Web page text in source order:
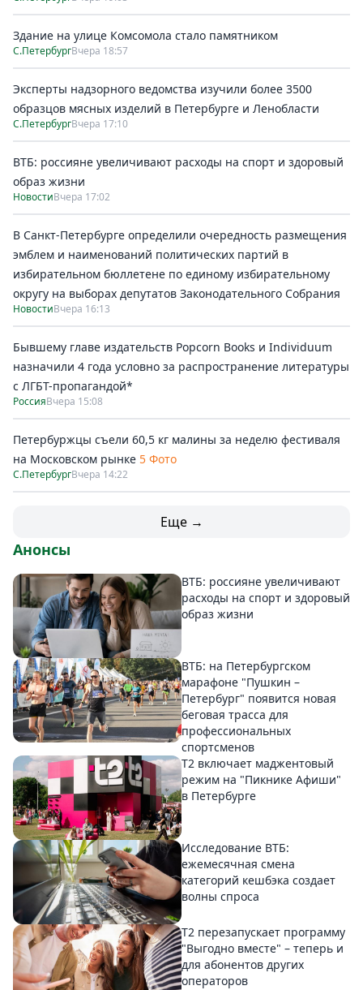
Здание на улице Комсомола стало памятником
С.ПетербургВчера 18:57
Эксперты надзорного ведомства изучили более 3500
образцов мясных изделий в Петербурге и Ленобласти
С.ПетербургВчера 17:10
ВТБ: россияне увеличивают расходы на спорт и здоровый
образ жизни
НовостиВчера 17:02
В Санкт-Петербурге определили очередность размещения
эмблем и наименований политических партий в
избирательном бюллетене по единому избирательному
округу на выборах депутатов Законодательного Собрания
НовостиВчера 16:13
Бывшему главе издательств Popcorn Books и Individuum
назначили 4 года условно за распространение литературы
с ЛГБТ-пропагандой*
РоссияВчера 15:08
Петербуржцы съели 60,5 кг малины за неделю фестиваля
на Московском рынке 5 Фото
С.ПетербургВчера 14:22
Еще →
Анонсы
ВТБ: россияне увеличивают
расходы на спорт и здоровый
образ жизни
ВТБ: на Петербургском
марафоне "Пушкин –
Петербург" появится новая
беговая трасса для
профессиональных
спортсменов
Т2 включает маджентовый
режим на "Пикнике Афиши"
в Петербурге
Исследование ВТБ:
ежемесячная смена
категорий кешбэка создает
волны спроса
Т2 перезапускает программу
"Выгодно вместе" – теперь и
для абонентов других
операторов